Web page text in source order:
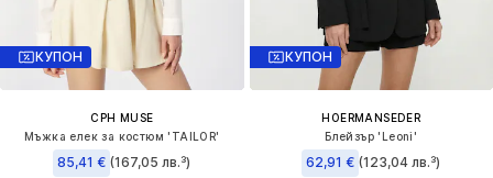
КУПОН
CPH MUSE
Мъжка елек за костюм 'TAILOR'
85,41 € (167,05 лв.³)
КУПОН
HOERMANSEDER
Блейзър 'Leoni'
62,91 € (123,04 лв.³)